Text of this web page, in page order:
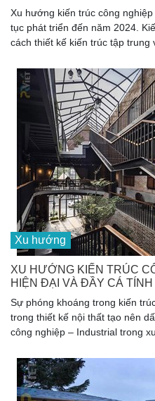
Xu hướng kiến trúc công
tục phát triển đến năm 2024.
cách thiết kế kiến trúc tập trung
Xu hướng
XU HƯỚNG KIẾN TRÚC
HIỆN ĐẠI VÀ ĐẦY CÁ TÍNH
Sự phóng khoáng trong kiến
trong thiết kế nội thất tạo nên
công nghiệp – Industrial trong